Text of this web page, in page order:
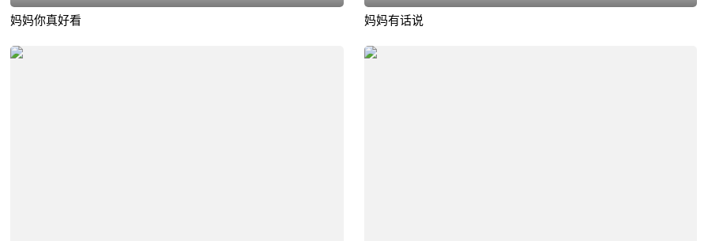
妈妈你真好看 妈妈有话说